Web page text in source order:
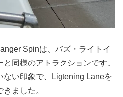
Spinは、バズ・ライトイ
同様のアトラクションです。
ない印象で、Ligtening Laneを
ました。